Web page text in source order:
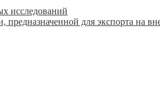
исследований
предназначенной для экспорта на